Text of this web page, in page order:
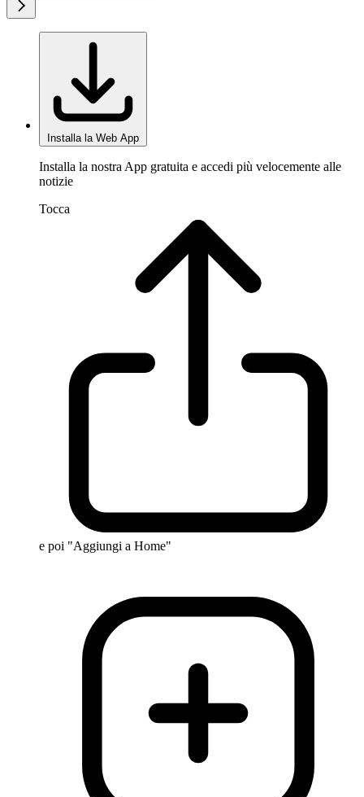
Installa la Web App
Installa la nostra App gratuita e accedi più velocemente alle
notizie
Tocca
e poi "Aggiungi a Home"